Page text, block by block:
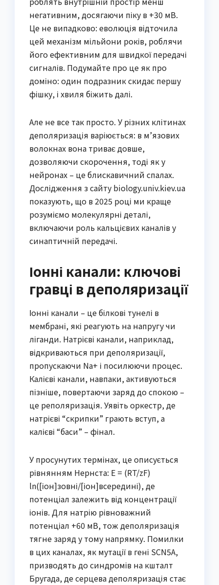
негативним, досягаючи піку в +30 мВ.
Це не випадково: еволюція відточила
цей механізм мільйони років, роблячи
його ефективним для швидкої передачі
сигналів. Подумайте про це як про
доміно: один подразник скидає першу
фішку, і хвиля біжить далі.
Але не все так просто. У різних клітинах
деполяризація варіюється: в м’язових
волокнах вона триває довше,
дозволяючи скорочення, тоді як у
нейронах – це блискавичний спалах.
Дослідження з сайту biology.univ.kiev.ua
показують, що в 2025 році ми краще
розуміємо молекулярні деталі,
включаючи роль кальцієвих каналів у
синаптичній передачі.
Іонні канали: ключові
гравці в деполяризації
Іонні канали – це білкові тунелі в
мембрані, які реагують на напругу чи
ліганди. Натрієві канали, наприклад,
відкриваються при деполяризації,
пропускаючи Na+ і посилюючи процес.
Калієві канали, навпаки, активуються
пізніше, повертаючи заряд до спокою –
це реполяризація. Уявіть оркестр, де
натрієві “скрипки” грають вступ, а
калієві “баси” – фінал.
У просунутих термінах, це описується
рівнянням Нернста: E = (RT/zF)
ln([іон]зовні/[іон]всередині), де
потенціал залежить від концентрації
іонів. Для натрію рівноважний
потенціал +60 мВ, тож деполяризація
тягне заряд у тому напрямку. Помилки
в цих каналах, як мутації в гені SCN5A,
призводять до синдромів на кшталт
Бругада, де серцева деполяризація стає